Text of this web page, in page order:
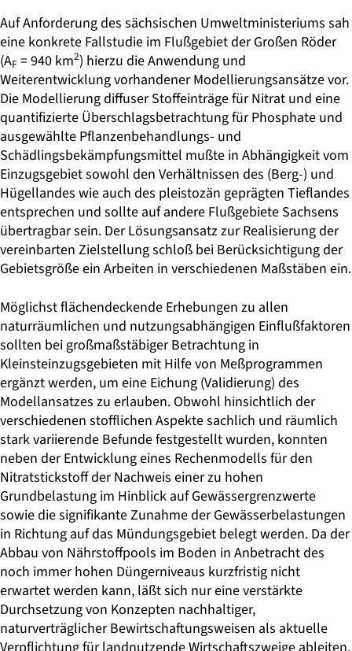
Auf Anforderung des sächsischen Umweltministeriums sah
eine konkrete Fallstudie im Flußgebiet der Großen Röder
(AF = 940 km2) hierzu die Anwendung und
Weiterentwicklung vorhandener Modellierungsansätze vor.
Die Modellierung diffuser Stoffeinträge für Nitrat und eine
quantifizierte Überschlagsbetrachtung für Phosphate und
ausgewählte Pflanzenbehandlungs- und
Schädlingsbekämpfungsmittel mußte in Abhängigkeit vom
Einzugsgebiet sowohl den Verhältnissen des (Berg-) und
Hügellandes wie auch des pleistozän geprägten Tieflandes
entsprechen und sollte auf andere Flußgebiete Sachsens
übertragbar sein. Der Lösungsansatz zur Realisierung der
vereinbarten Zielstellung schloß bei Berücksichtigung der
Gebietsgröße ein Arbeiten in verschiedenen Maßstäben ein.
Möglichst flächendeckende Erhebungen zu allen
naturräumlichen und nutzungsabhängigen Einflußfaktoren
sollten bei großmaßstäbiger Betrachtung in
Kleinsteinzugsgebieten mit Hilfe von Meßprogrammen
ergänzt werden, um eine Eichung (Validierung) des
Modellansatzes zu erlauben. Obwohl hinsichtlich der
verschiedenen stofflichen Aspekte sachlich und räumlich
stark variierende Befunde festgestellt wurden, konnten
neben der Entwicklung eines Rechenmodells für den
Nitratstickstoff der Nachweis einer zu hohen
Grundbelastung im Hinblick auf Gewässergrenzwerte
sowie die signifikante Zunahme der Gewässerbelastungen
in Richtung auf das Mündungsgebiet belegt werden. Da der
Abbau von Nährstoffpools im Boden in Anbetracht des
noch immer hohen Düngerniveaus kurzfristig nicht
erwartet werden kann, läßt sich nur eine verstärkte
Durchsetzung von Konzepten nachhaltiger,
naturverträglicher Bewirtschaftungsweisen als aktuelle